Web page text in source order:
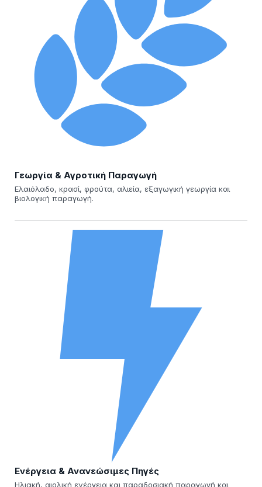
Γεωργία & Αγροτική Παραγωγή
Ελαιόλαδο, κρασί, φρούτα, αλιεία, εξαγωγική γεωργία και
βιολογική παραγωγή.
Ενέργεια & Ανανεώσιμες Πηγές
Ηλιακή, αιολική ενέργεια και παραδοσιακή παραγωγή και